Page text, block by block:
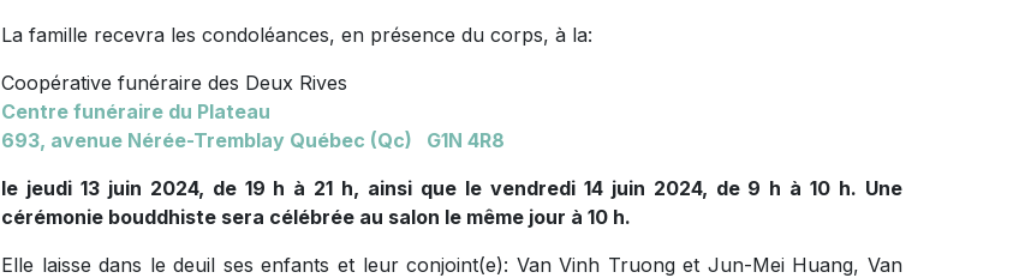
La famille recevra les condoléances, en présence du corps, à la:
Coopérative funéraire des Deux Rives
Centre funéraire du Plateau
693, avenue Nérée-Tremblay Québec (Qc) G1N 4R8
le jeudi 13 juin 2024, de 19 h à 21 h, ainsi que le vendredi 14 juin 2024, de 9 h à 10 h. Une
cérémonie bouddhiste sera célébrée au salon le même jour à 10 h.
Elle laisse dans le deuil ses enfants et leur conjoint(e): Van Vinh Truong et Jun-Mei Huang, Van